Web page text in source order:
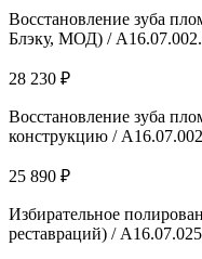
Восстановление зуба
Блэку, МОД) /
28 230 ₽
Восстановление зуба
конструкцию /
25 890 ₽
Избирательное
реставраций) /